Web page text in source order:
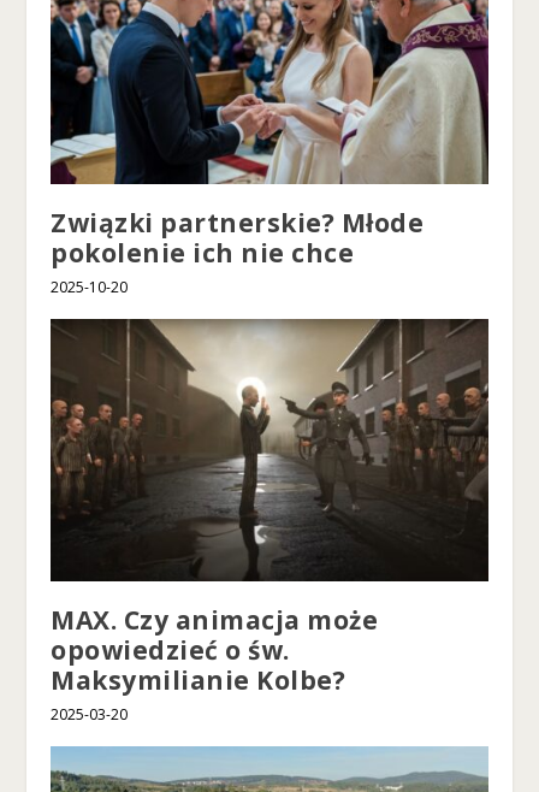
Związki partnerskie? Młode
pokolenie ich nie chce
2025-10-20
MAX. Czy animacja może
opowiedzieć o św.
Maksymilianie Kolbe?
2025-03-20